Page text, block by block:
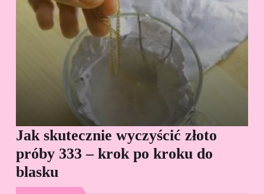
Jak skutecznie wyczyścić złoto
próby 333 – krok po kroku do
blasku